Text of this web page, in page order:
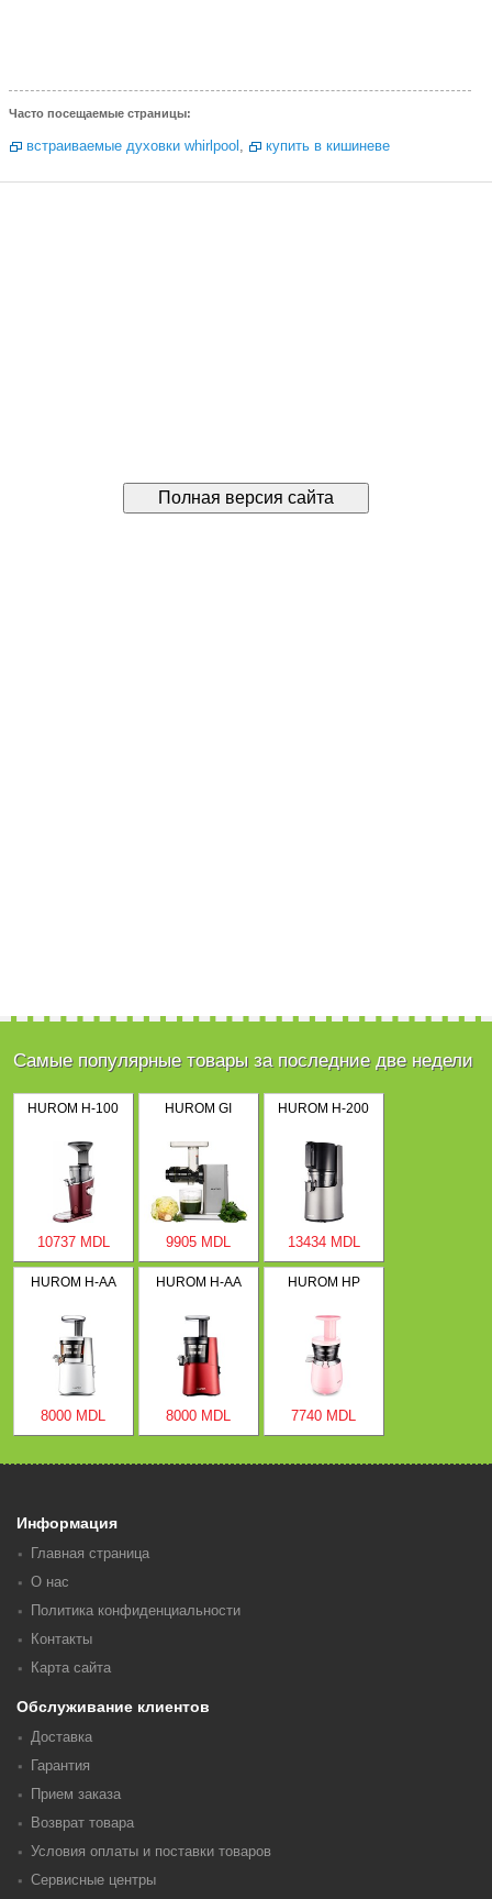
Часто посещаемые страницы:
встраиваемые духовки whirlpool , купить в кишиневе
Самые популярные товары за последние две недели
HUROM H-100
10737 MDL
HUROM GI
9905 MDL
HUROM H-200
13434 MDL
HUROM H-AA
8000 MDL
HUROM H-AA
8000 MDL
HUROM HP
7740 MDL
Информация
Главная страница
О нас
Политика конфиденциальности
Контакты
Карта сайта
Обслуживание клиентов
Доставка
Гарантия
Прием заказа
Возврат товара
Условия оплаты и поставки товаров
Сервисные центры